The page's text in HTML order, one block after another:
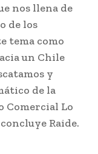
nos llena de
de los
tema como
un Chile
y
de la
Comercial Lo
Raide.